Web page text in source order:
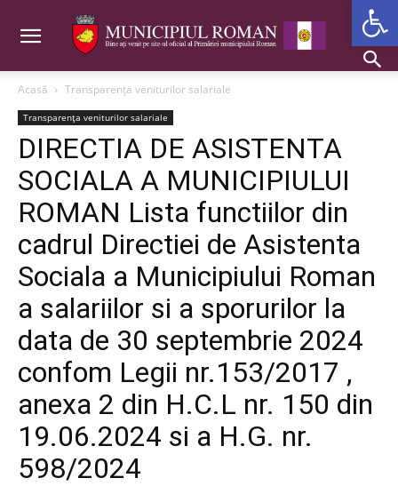
Acasă Transparența veniturilor salariale
Transparența veniturilor salariale
DIRECTIA DE ASISTENTA
SOCIALA A MUNICIPIULUI
ROMAN Lista functiilor din
cadrul Directiei de Asistenta
Sociala a Municipiului Roman
a salariilor si a sporurilor la
data de 30 septembrie 2024
confom Legii nr.153/2017 ,
anexa 2 din H.C.L nr. 150 din
19.06.2024 si a H.G. nr.
598/2024